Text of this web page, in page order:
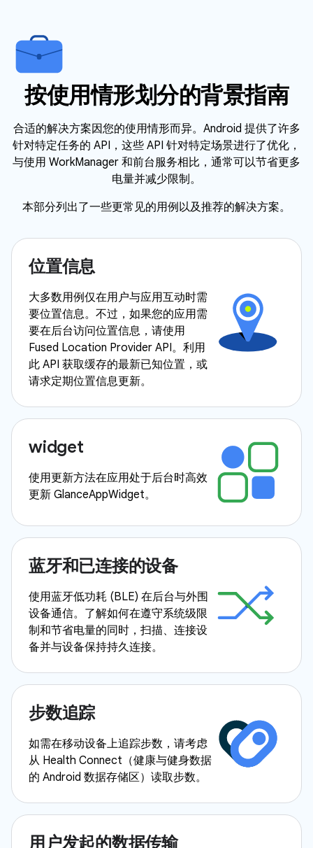
按使用情形划分的背景指南
合适的解决方案因您的使用情形而异。Android 提供了许多
针对特定任务的 API，这些 API 针对特定场景进行了优化，
与使用 WorkManager 和前台服务相比，通常可以节省更多
电量并减少限制。
本部分列出了一些更常见的用例以及推荐的解决方案。
位置信息
大多数用例仅在用户与应用互动时需
要位置信息。不过，如果您的应用需
要在后台访问位置信息，请使用
Fused Location Provider API。利用
此 API 获取缓存的最新已知位置，或
请求定期位置信息更新。
widget
使用更新方法在应用处于后台时高效
更新 GlanceAppWidget。
蓝牙和已连接的设备
使用蓝牙低功耗 (BLE) 在后台与外围
设备通信。了解如何在遵守系统级限
制和节省电量的同时，扫描、连接设
备并与设备保持持久连接。
步数追踪
如需在移动设备上追踪步数，请考虑
从 Health Connect（健康与健身数据
的 Android 数据存储区）读取步数。
用户发起的数据传输